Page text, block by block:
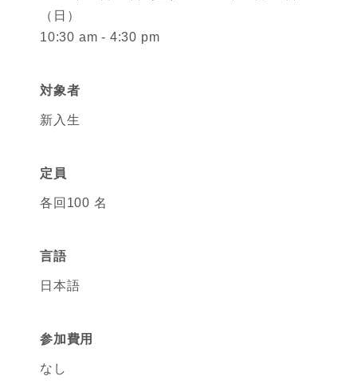
（日）
10:30 am - 4:30 pm
対象者
新入生
定員
各回100 名
言語
日本語
参加費用
なし